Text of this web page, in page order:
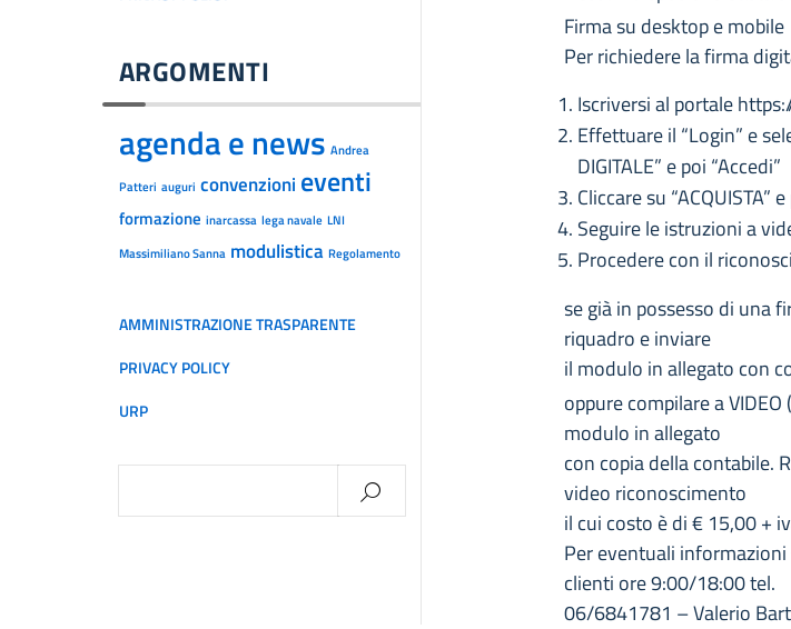
ARGOMENTI
agenda e news Andrea
Patteri auguri convenzioni eventi
formazione inarcassa lega navale LNI
Massimiliano Sanna modulistica Regolamento
AMMINISTRAZIONE TRASPARENTE
PRIVACY POLICY
URP
per:
Firma su desktop e mobile
Per richiedere la firma
Iscriversi al portale
Effettuare il “Login” e
DIGITALE” e poi “Accedi”
Cliccare su
Seguire le istruzioni a
Procedere con il
se già in possesso di una
riquadro e inviare
il modulo in allegato con
oppure compilare a
modulo in allegato
con copia della contabile.
video riconoscimento
il cui costo è di € 15,00 +
Per eventuali
clienti ore 9:00/18:00 tel.
06/6841781 – Valerio